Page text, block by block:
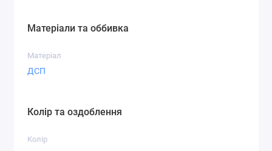
Матеріали та оббивка
Матеріал
ДСП
Колір та оздоблення
Колір